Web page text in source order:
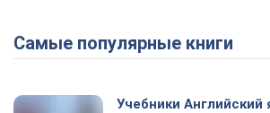
Самые популярные книги
Учебники Английский